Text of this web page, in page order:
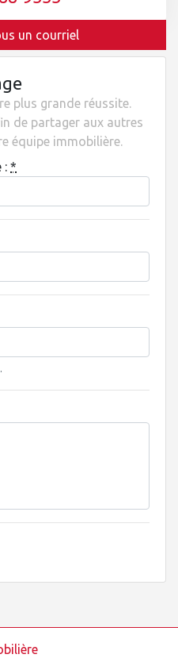
un courriel
plus grande réussite.
de partager aux autres
équipe immobilière.
: *